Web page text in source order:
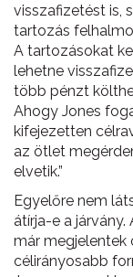
visszafizetést is,
tartozás
A tartozásokat
lehetne
több pénzt
Ahogy Jones
kifejezetten
az ötlet
elvetik.”
Egyelőre nem
átírja-e a
már megjelentek
célirányosabb